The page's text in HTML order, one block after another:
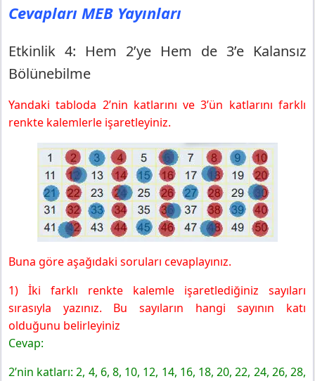
Cevapları MEB Yayınları
Etkinlik 4: Hem 2’ye Hem de 3’e Kalansız
Bölünebilme
Yandaki tabloda 2’nin katlarını ve 3’ün katlarını farklı
renkte kalemlerle işaretleyiniz.
Buna göre aşağıdaki soruları cevaplayınız.
1) İki farklı renkte kalemle işaretlediğiniz sayıları
sırasıyla yazınız. Bu sayıların hangi sayının katı
olduğunu belirleyiniz
Cevap:
2’nin katları:2, 4, 6, 8, 10, 12, 14, 16, 18, 20, 22, 24, 26, 28,